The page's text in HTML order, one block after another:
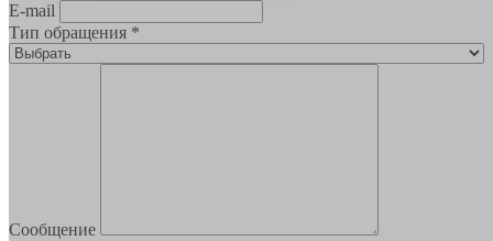
E-mail
Тип обращения *
Сообщение